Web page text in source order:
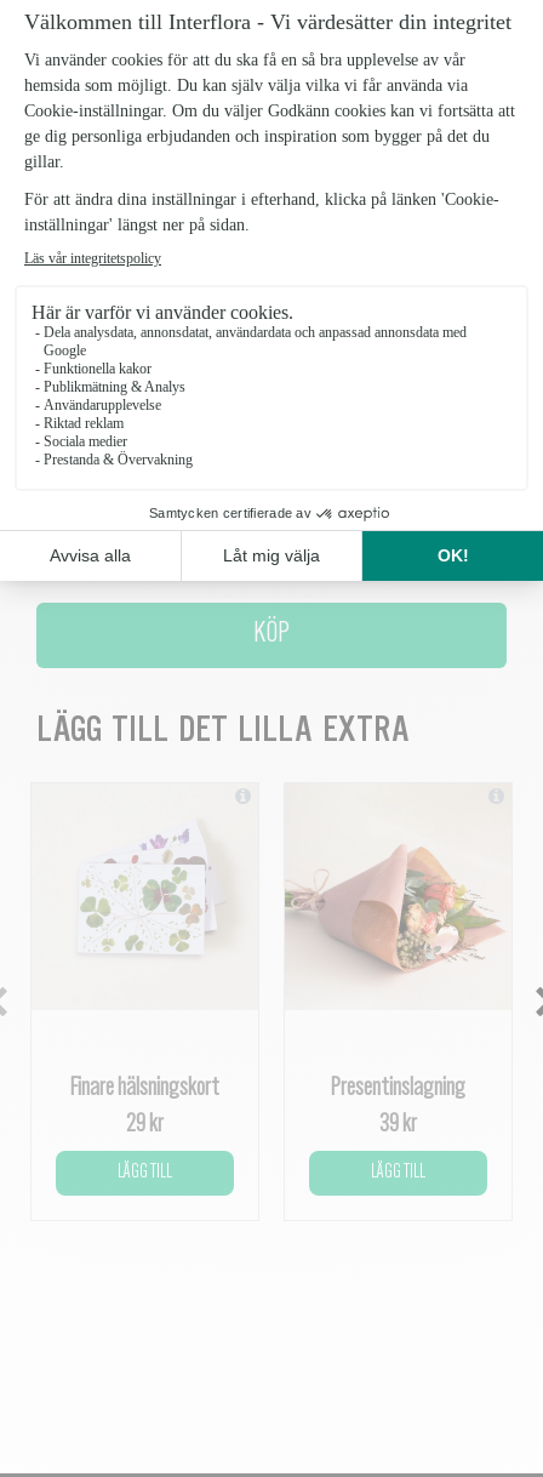
exempelbilderna har ett cirka pris på 400-600 kr.
Vill du ge bort en vas tillsammans med buketten? Vasen på bilden
ingår inte men andra vaser finns att köpa till längre ner på denna
sida.
Floristens rosbukett Liten
Floristens rosbukett Mellan 599 kr
Floristens rosbukett Stor
Antal
KÖP
LÄGG TILL DET LILLA EXTRA
Finare hälsningskort
29 kr
LÄGG TILL
Presentinslagning
39 kr
LÄGG TILL